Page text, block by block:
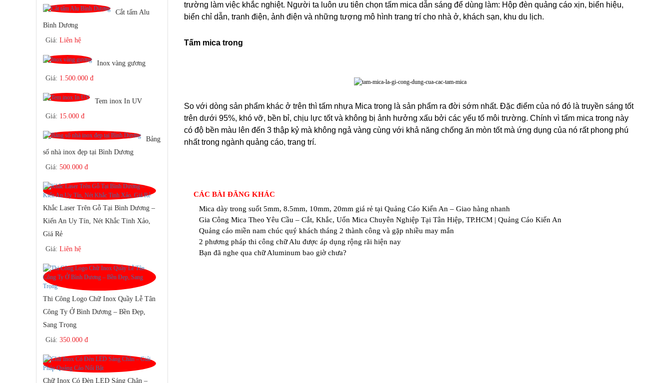
Cắt tấm Alu
Bình Dương
Giá: Liên hệ
Inox vàng gương
Giá: 1.500.000 đ
Tem inox In UV
Giá: 15.000 đ
Bảng
số nhà inox đẹp tại Bình Dương
Giá: 500.000 đ
Khắc Laser Trên Gỗ Tại Bình Dương –
Kiến An Uy Tín, Nét Khắc Tinh Xảo,
Giá Rẻ
Giá: Liên hệ
Thi Công Logo Chữ Inox Quầy Lễ Tân
Công Ty Ở Bình Dương – Bền Đẹp,
Sang Trọng
Giá: 350.000 đ
Chữ Inox Có Đèn LED Sáng Chân –
trường làm việc khắc nghiệt. Người ta luôn ưu tiên chọn tấm mica dẫn sáng để dùng làm: Hộp đèn quảng cáo xịn, biển hiệu,
biển chỉ dẫn, tranh điện, ảnh điện và những tượng mô hình trang trí cho nhà ở, khách sạn, khu du lịch.
Tấm mica trong
So với dòng sản phẩm khác ở trên thì tấm nhựa Mica trong là sản phẩm ra đời sớm nhất. Đặc điểm của nó đó là truyền sáng tốt
trên dưới 95%, khó vỡ, bền bỉ, chịu lực tốt và không bị ảnh hưởng xấu bởi các yếu tố môi trường. Chính vì tấm mica trong này
có độ bền màu lên đến 3 thập kỷ mà không ngả vàng cùng với khả năng chống ăn mòn tốt mà ứng dụng của nó rất phong phú
nhất trong ngành quảng cáo, trang trí.
CÁC BÀI ĐĂNG KHÁC
Mica dày trong suốt 5mm, 8.5mm, 10mm, 20mm giá rẻ tại Quảng Cáo Kiến An – Giao hàng nhanh
Gia Công Mica Theo Yêu Cầu – Cắt, Khắc, Uốn Mica Chuyên Nghiệp Tại Tân Hiệp, TP.HCM | Quảng Cáo Kiến An
Quảng cáo miền nam chúc quý khách tháng 2 thành công và gặp nhiều may mắn
2 phương pháp thi công chữ Alu được áp dụng rộng rãi hiện nay
Bạn đã nghe qua chữ Aluminum bao giờ chưa?